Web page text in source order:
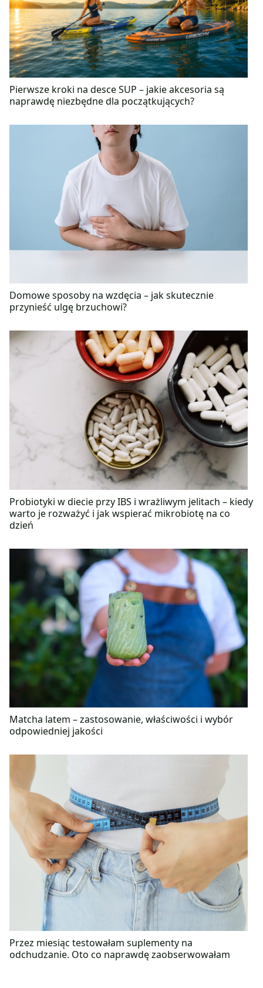
Pierwsze kroki na desce SUP – jakie akcesoria są
naprawdę niezbędne dla początkujących?
Domowe sposoby na wzdęcia – jak skutecznie
przynieść ulgę brzuchowi?
Probiotyki w diecie przy IBS i wrażliwym jelitach – kiedy
warto je rozważyć i jak wspierać mikrobiotę na co
dzień
Matcha latem – zastosowanie, właściwości i wybór
odpowiedniej jakości
Przez miesiąc testowałam suplementy na
odchudzanie. Oto co naprawdę zaobserwowałam